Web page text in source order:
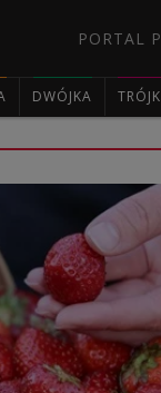
PORTAL
DWÓJKA